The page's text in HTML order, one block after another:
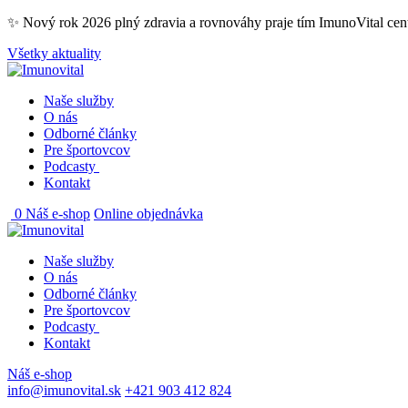
Skip
content
✨ Nový rok 2026 plný zdravia a rovnováhy praje tím ImunoVital
Všetky aktuality
Naše služby
O nás
Odborné články
Pre športovcov
Podcasty
Kontakt
0 Náš e-shop Online objednávka
Naše služby
O nás
Odborné články
Pre športovcov
Podcasty
Kontakt
Náš e-shop
info@imunovital.sk +421 903 412 824